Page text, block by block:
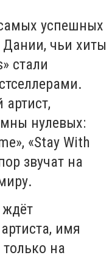
успешных
чьи хиты
стали
нулевых:
«Stay With
звучат на
ждёт
имя
только на